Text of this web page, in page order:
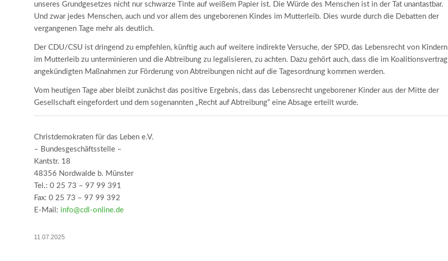
unseres Grundgesetzes nicht nur schwarze Tinte auf weißem Papier ist. Die Würde des Menschen ist in der Tat unantastbar.
Und zwar jedes Menschen, auch und vor allem des ungeborenen Kindes im Mutterleib. Dies wurde durch die Debatten der
vergangenen Tage mehr als deutlich.
Der CDU/CSU ist dringend zu empfehlen, künftig auch auf weitere indirekte Versuche, der SPD, das Lebensrecht von Kindern
im Mutterleib zu unterminieren und die Abtreibung zu legalisieren, zu achten. Dazu gehört auch, dass die im Koalitionsvertrag
angekündigten Maßnahmen zur Förderung von Abtreibungen nicht auf die Tagesordnung kommen werden.
Vom heutigen Tage aber bleibt zunächst das positive Ergebnis, dass das Lebensrecht ungeborener Kinder aus der Mitte der
Gesellschaft eingefordert und dem sogenannten „Recht auf Abtreibung“ eine Absage erteilt wurde.
Christdemokraten für das Leben e.V.
– Bundesgeschäftsstelle –
Kantstr. 18
48356 Nordwalde b. Münster
Tel.: 0 25 73 – 97 99 391
Fax: 0 25 73 – 97 99 392
E-Mail: info@cdl-online.de
11.07.2025